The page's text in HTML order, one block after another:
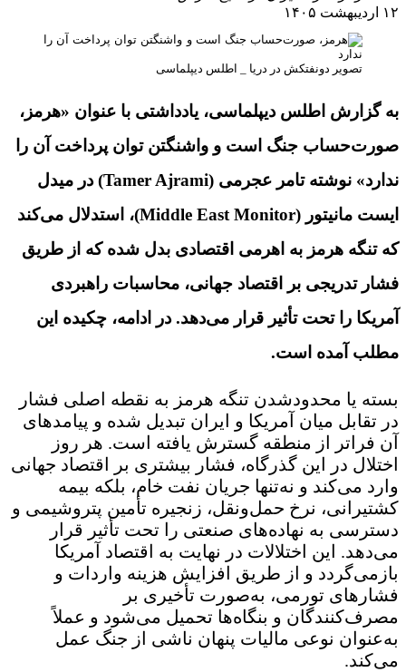
۱۴۰۵
تصویر دونفتکش در دریا _ اطلس دیپلماسی
گزارش اطلس دیپلماسی، یادداشتی با عنوان «هرمز،
جنگ است و واشنگتن توان پرداخت آن را
نوشته تامر عجرمی(Tamer Ajrami)
در میدل
مانیتور ( Middle East Monitor)، استدلال می‌کند
تنگه هرمز به اهرمی اقتصادی بدل شده که از طریق
تدریجی بر اقتصاد جهانی، محاسبات راهبردی
را تحت تأثیر قرار می‌دهد. در ادامه، چکیده این
آمده است.
یا محدودشدن تنگه هرمز به نقطه اصلی فشار
تقابل میان آمریکا و ایران تبدیل شده و پیامدهای
فراتر از منطقه گسترش یافته است. هر روز
در این گذرگاه، فشار بیشتری بر اقتصاد جهانی
می‌کند و نه‌تنها جریان نفت خام، بلکه بیمه
نرخ حمل‌ونقل، زنجیره تأمین پتروشیمی و
به نهاده‌های صنعتی را تحت تأثیر قرار
این اختلالات در نهایت به اقتصاد آمریکا
و از طریق افزایش هزینه واردات و
تورمی، به‌صورت تأخیری بر
و بنگاه‌ها تحمیل می‌شود و عملاً
نوعی مالیات پنهان ناشی از جنگ عمل